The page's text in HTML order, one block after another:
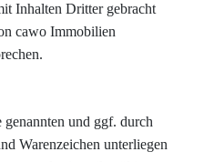
Inhalten Dritter gebracht
cawo Immobilien
und ggf. durch
Warenzeichen unterliegen